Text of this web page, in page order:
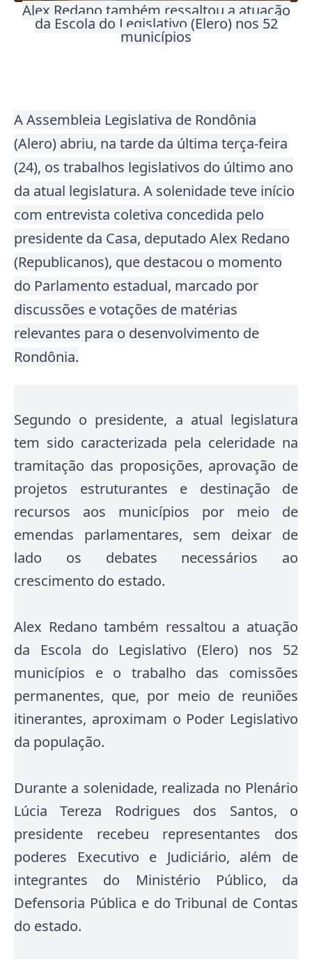
Alex Redano também ressaltou a atuação
da Escola do Legislativo (Elero) nos 52
municípios
A Assembleia Legislativa de Rondônia
(Alero) abriu, na tarde da última terça-feira
(24), os trabalhos legislativos do último ano
da atual legislatura. A solenidade teve início
com entrevista coletiva concedida pelo
presidente da Casa, deputado Alex Redano
(Republicanos), que destacou o momento
do Parlamento estadual, marcado por
discussões e votações de matérias
relevantes para o desenvolvimento de
Rondônia.
Segundo o presidente, a atual legislatura
tem sido caracterizada pela celeridade na
tramitação das proposições, aprovação de
projetos estruturantes e destinação de
recursos aos municípios por meio de
emendas parlamentares, sem deixar de
lado os debates necessários ao
crescimento do estado.
Alex Redano também ressaltou a atuação
da Escola do Legislativo (Elero) nos 52
municípios e o trabalho das comissões
permanentes, que, por meio de reuniões
itinerantes, aproximam o Poder Legislativo
da população.
Durante a solenidade, realizada no Plenário
Lúcia Tereza Rodrigues dos Santos, o
presidente recebeu representantes dos
poderes Executivo e Judiciário, além de
integrantes do Ministério Público, da
Defensoria Pública e do Tribunal de Contas
do estado.